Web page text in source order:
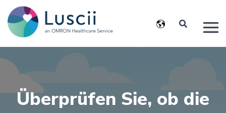
Überprüfen Sie, ob die